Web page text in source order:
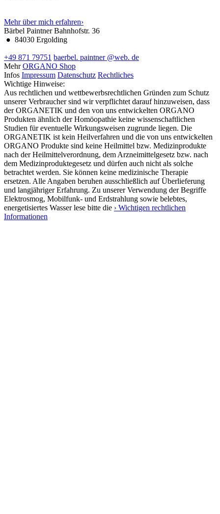
Mehr über mich erfahren›
Bärbel PaintnerBahnhofstr. 36
● 84030 Ergolding
+49 871 79751 baerbel. paintner @web. de
Mehr ORGANO Shop
Infos Impressum Datenschutz Rechtliches
Wichtige Hinweise:
Aus rechtlichen und wettbewerbsrechtlichen Gründen zum Schutz
unserer Verbraucher sind wir verpflichtet darauf hinzuweisen, dass
der ORGANETIK und den von uns entwickelten ORGANO
Produkten ähnlich der Homöopathie keine wissenschaftlichen
Studien für eventuelle Wirkungsweisen zugrunde liegen. Die
ORGANETIK ist kein Heilverfahren und die von uns entwickelten
ORGANO Produkte sind keine Heilmittel bzw. Medizinprodukte
nach der Heilmittelverordnung, dem Arzneimittelgesetz bzw. nach
dem Medizinproduktegesetz und dürfen auch nicht als solche
betrachtet werden. Sie können keine medizinische Therapie
ersetzen. Alle Angaben beruhen ausschließlich auf Überlieferung
und langjähriger Erfahrung. Zu unserer Verwendung der Begriffe
Elektrosmog, Mobilfunk- und Erdstrahlung sowie belebtes,
energetisiertes Wasser lese bitte die › Wichtigen rechtlichen
Informationen